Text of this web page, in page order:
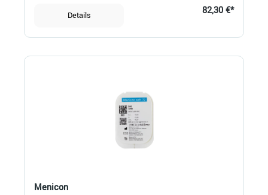
Details 82,30 €*
Menicon